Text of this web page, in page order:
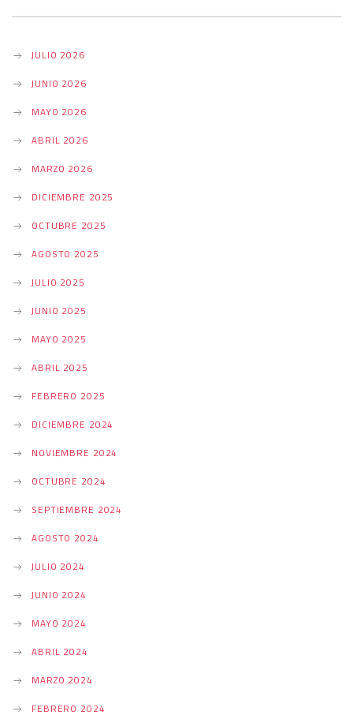
A
T
I
O
N
JULIO 2026
JUNIO 2026
MAYO 2026
ABRIL 2026
MARZO 2026
DICIEMBRE 2025
OCTUBRE 2025
AGOSTO 2025
JULIO 2025
JUNIO 2025
MAYO 2025
ABRIL 2025
FEBRERO 2025
DICIEMBRE 2024
NOVIEMBRE 2024
OCTUBRE 2024
SEPTIEMBRE 2024
AGOSTO 2024
JULIO 2024
JUNIO 2024
MAYO 2024
ABRIL 2024
MARZO 2024
FEBRERO 2024